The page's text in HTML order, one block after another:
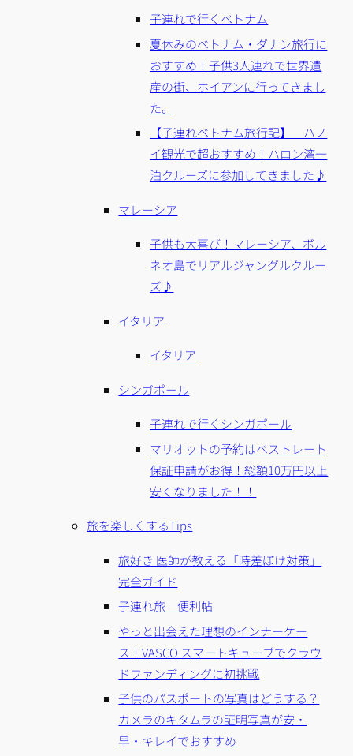
子連れで行くベトナム
夏休みのベトナム・ダナン旅行に
おすすめ！子供3人連れで世界遺
産の街、ホイアンに行ってきまし
た。
【子連れベトナム旅行記】 ハノ
イ観光で超おすすめ！ハロン湾一
泊クルーズに参加してきました♪
マレーシア
子供も大喜び！マレーシア、ボル
ネオ島でリアルジャングルクルー
ズ♪
イタリア
イタリア
シンガポール
子連れで行くシンガポール
マリオットの予約はベストレート
保証申請がお得！総額10万円以上
安くなりました！！
旅を楽しくするTips
旅好き 医師が教える「時差ぼけ対策」
完全ガイド
子連れ旅 便利帖
やっと出会えた理想のインナーケー
ス！VASCO スマートキューブでクラウ
ドファンディングに初挑戦
子供のパスポートの写真はどうする？
カメラのキタムラの証明写真が安・
早・キレイでおすすめ